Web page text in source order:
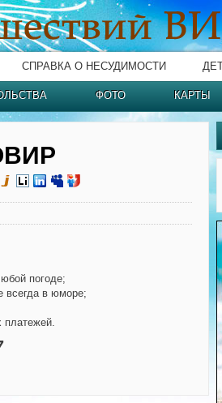
СПРАВКА О НЕСУДИМОСТИ
ФОТО КАРТЫ
погоде;
всегда в юморе;
платежей.